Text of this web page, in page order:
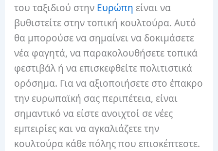
του ταξιδιού στην Ευρώπη είναι να
βυθιστείτε στην τοπική κουλτούρα. Αυτό
θα μπορούσε να σημαίνει να δοκιμάσετε
νέα φαγητά, να παρακολουθήσετε τοπικά
φεστιβάλ ή να επισκεφθείτε πολιτιστικά
ορόσημα. Για να αξιοποιήσετε στο έπακρο
την ευρωπαϊκή σας περιπέτεια, είναι
σημαντικό να είστε ανοιχτοί σε νέες
εμπειρίες και να αγκαλιάζετε την
κουλτούρα κάθε πόλης που επισκέπτεστε.